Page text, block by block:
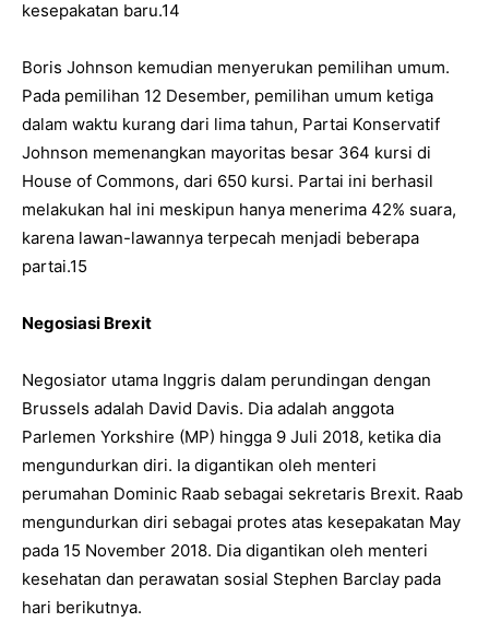
kesepakatan baru.14
Boris Johnson kemudian menyerukan pemilihan umum.
Pada pemilihan 12 Desember, pemilihan umum ketiga
dalam waktu kurang dari lima tahun, Partai Konservatif
Johnson memenangkan mayoritas besar 364 kursi di
House of Commons, dari 650 kursi. Partai ini berhasil
melakukan hal ini meskipun hanya menerima 42% suara,
karena lawan-lawannya terpecah menjadi beberapa
partai.15
Negosiasi Brexit
Negosiator utama Inggris dalam perundingan dengan
Brussels adalah David Davis. Dia adalah anggota
Parlemen Yorkshire (MP) hingga 9 Juli 2018, ketika dia
mengundurkan diri. Ia digantikan oleh menteri
perumahan Dominic Raab sebagai sekretaris Brexit. Raab
mengundurkan diri sebagai protes atas kesepakatan May
pada 15 November 2018. Dia digantikan oleh menteri
kesehatan dan perawatan sosial Stephen Barclay pada
hari berikutnya.